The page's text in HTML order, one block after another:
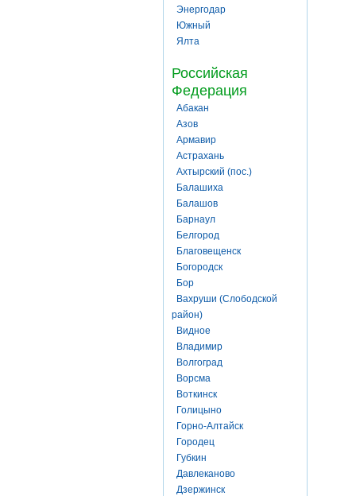
Энергодар
Южный
Ялта
Российская
Федерация
Абакан
Азов
Армавир
Астрахань
Ахтырский (пос.)
Балашиха
Балашов
Барнаул
Белгород
Благовещенск
Богородск
Бор
Вахруши (Слободской
район)
Видное
Владимир
Волгоград
Ворсма
Воткинск
Голицыно
Горно-Алтайск
Городец
Губкин
Давлеканово
Дзержинск